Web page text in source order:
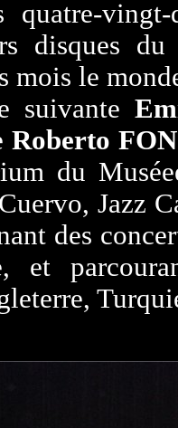
quatre-
disques
mois le
suivante
Roberto
du
Jazz
des
et